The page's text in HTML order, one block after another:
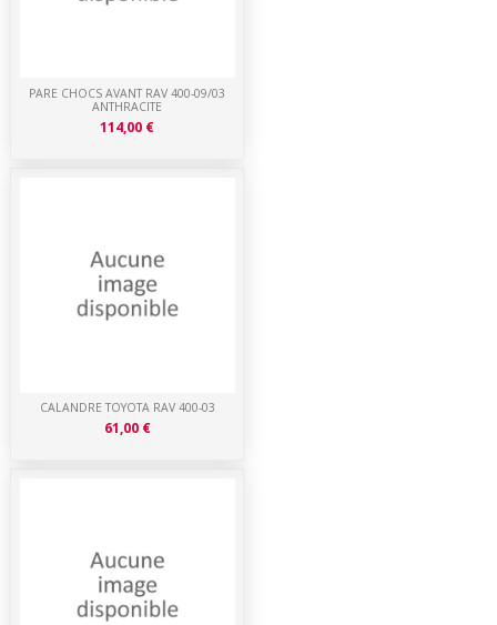
CALANDRE TOYOTA RAV 400-03
61,00 €
PARE CHOCS AVANT RAV 400-09/03
ANTHRACITE
114,00 €